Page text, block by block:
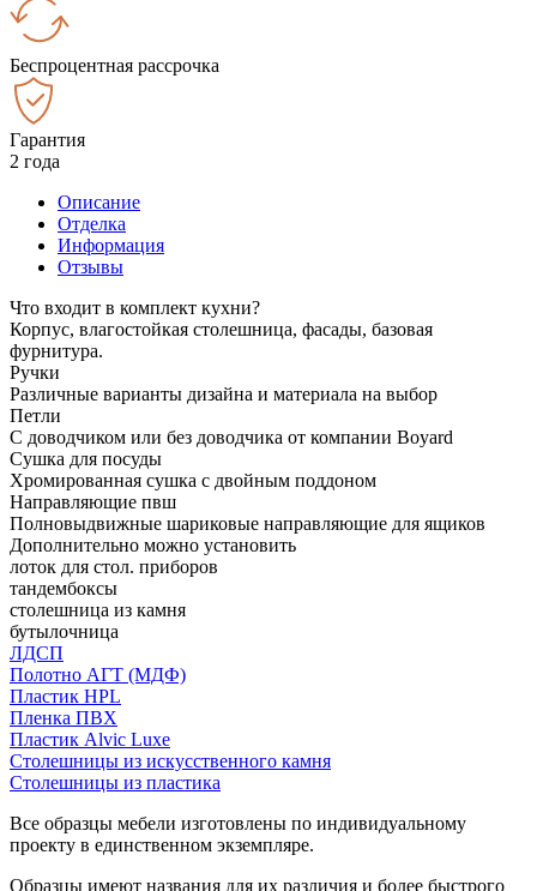
Беспроцентная рассрочка
Гарантия
2 года
Описание
Отделка
Информация
Отзывы
Что входит в комплект кухни?
Корпус, влагостойкая столешница, фасады, базовая
фурнитура.
Ручки
Различные варианты дизайна и материала на выбор
Петли
С доводчиком или без доводчика от компании Boyard
Сушка для посуды
Хромированная сушка с двойным поддоном
Направляющие пвш
Полновыдвижные шариковые направляющие для ящиков
Дополнительно можно установить
лоток для стол. приборов
тандембоксы
столешница из камня
бутылочница
ЛДСП
Полотно АГТ (МДФ)
Пластик HPL
Пленка ПВХ
Пластик Alvic Luxe
Столешницы из искусственного камня
Столешницы из пластика
Все образцы мебели изготовлены по индивидуальному
проекту в единственном экземпляре.
Образцы имеют названия для их различия и более быстрого